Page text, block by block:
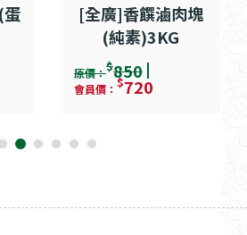
[全廣]香饌滷肉塊
(純素)3KG
原價：$850
會員價： $720